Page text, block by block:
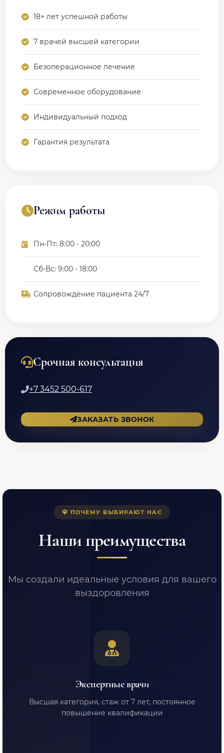
18+ лет успешной работы
7 врачей высшей категории
Безоперационное лечение
Современное оборудование
Индивидуальный подход
Гарантия результата
Режим работы
Пн-Пт: 8:00 - 20:00
Сб-Вс: 9:00 - 18:00
Сопровождение пациента 24/7
Срочная консультация
+7 3452 500-617
ЗАКАЗАТЬ ЗВОНОК
ПОЧЕМУ ВЫБИРАЮТ НАС
Наши преимущества
Мы создали идеальные условия для вашего
выздоровления
Экспертные врачи
Высшая категория, стаж от 7 лет, постоянное
повышение квалификации